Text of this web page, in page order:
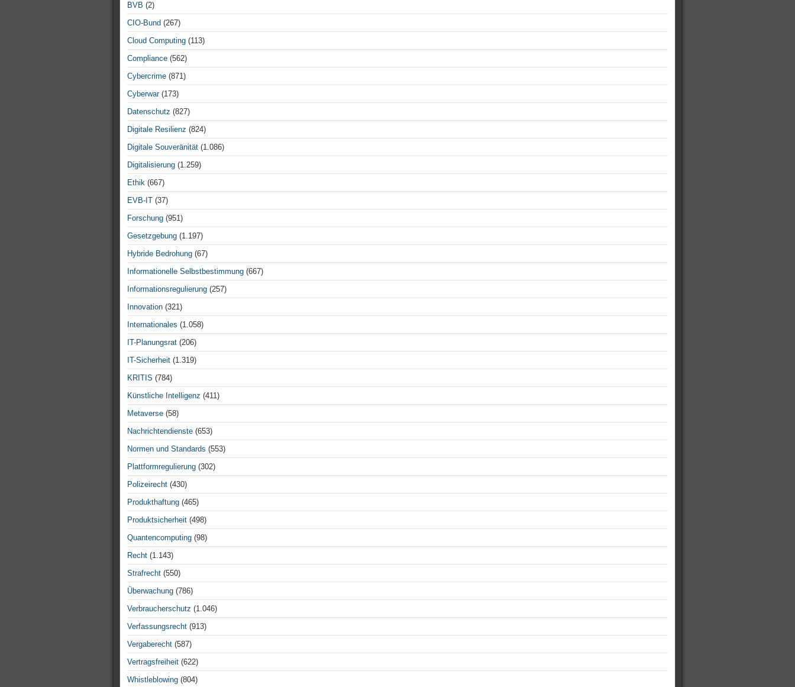
BVB (2)
CIO-Bund (267)
Cloud Computing (113)
Compliance (562)
Cybercrime (871)
Cyberwar(173)
Datenschutz (827)
Digitale Resilienz (824)
Digitale Souveränität (1.086)
Digitalisierung (1.259)
Ethik (667)
EVB-IT (37)
Forschung (951)
Gesetzgebung (1.197)
Hybride Bedrohung (67)
Informationelle Selbstbestimmung (667)
Informationsregulierung (257)
Innovation (321)
Internationales (1.058)
IT-Planungsrat (206)
IT-Sicherheit (1.319)
KRITIS (784)
Künstliche Intelligenz (411)
Metaverse (58)
Nachrichtendienste (653)
Normen und Standards (553)
Plattformregulierung (302)
Polizeirecht (430)
Produkthaftung (465)
Produktsicherheit (498)
Quantencomputing (98)
Recht (1.143)
Strafrecht (550)
Überwachung (786)
Verbraucherschutz (1.046)
Verfassungsrecht (913)
Vergaberecht (587)
Vertragsfreiheit (622)
Whistleblowing (804)